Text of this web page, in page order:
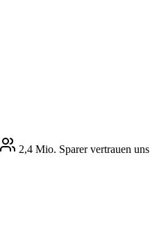
2,4 Mio. Sparer vertrauen uns